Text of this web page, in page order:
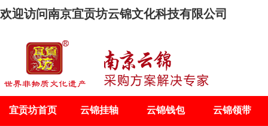
欢迎访问南京宜贡坊云锦文化科技有限公司
宜贡坊首页 云锦挂轴 云锦钱包 云锦领带